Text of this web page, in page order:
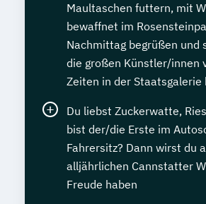
Maultaschen futtern, mit
bewaffnet im
Nachmittag begrüßen und
die großen Künstler/innen
Zeiten in der Staatsgalerie
Du liebst Zuckerwatte,
bist der/die Erste im
Fahrersitz? Dann wirst du
alljährlichen Cannstatter
Freude haben